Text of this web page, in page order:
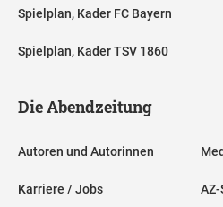
Spielplan, Kader FC Bayern
Spielplan, Kader TSV 1860
Die Abendzeitung
Autoren und Autorinnen
Karriere / Jobs AZ-